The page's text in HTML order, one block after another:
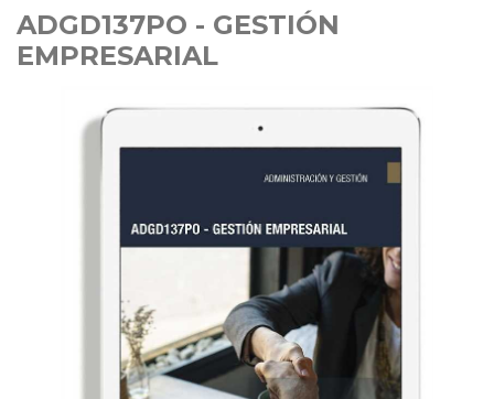
ADGD137PO - GESTIÓN
EMPRESARIAL